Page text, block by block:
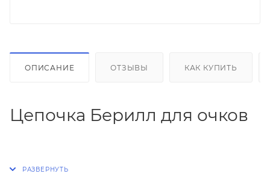
ОПИСАНИЕ ОТЗЫВЫ КАК КУПИТЬ
Цепочка Берилл для очков